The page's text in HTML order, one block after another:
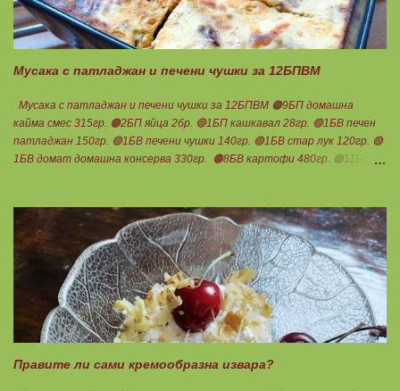
от кексово тесто 🥧2- ри слой чийз крем 🥧3- ти слой нарязани сини
сливи Канелата поръсих след изпичане, за да не е много натрапчива и
в голямо количество. Сладкиша изпекох в загрята фурна на 180
Мусака с патладжан и печени чушки за 12БПВМ
Мусака с патладжан и печени чушки за 12БПВМ 🟠9БП домашна
кайма смес 315гр. 🟠2БП яйца 2бр. 🔴1БП кашкавал 28гр. 🟢1БВ печен
патладжан 150гр. 🟢1БВ печени чушки 140гр. 🟢1БВ стар лук 120гр. 🟢
1БВ домат домашна консерва 330гр. 🟠8БВ картофи 480гр. 🟢11БМ
кайма, може изобщо да не добавяте мазнини... Каймата се задушава с
лука и картофите. Всичко останало с3 нарязва и добавя към сместа.
Пече се до готовност. Заливката е от яйца,кашкавал и 150гр. кисело
мляко. Цялото количество можете да разпределите на порции и да
хапвате както предпочитате. Нека да ни е вкусно заедно! Люси
Правите ли сами кремообразна извара?